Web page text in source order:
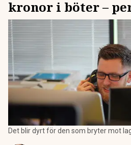
kronor i böter –
Det blir dyrt för den som bryter mot